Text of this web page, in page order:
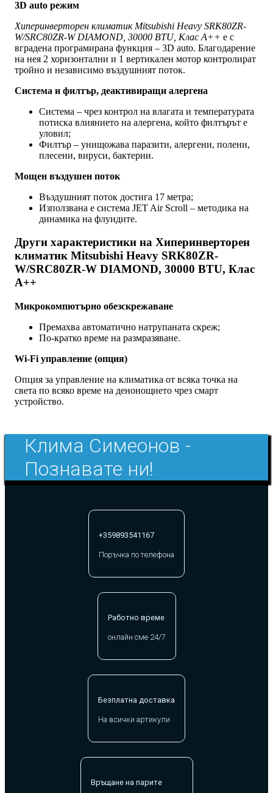
3D auto режим
Хиперинверторен климатик Mitsubishi Heavy SRK80ZR-
W/SRC80ZR-W DIAMOND, 30000 BTU, Клас A++ е с
вградена програмирана функция – 3D auto. Благодарение
на нея 2 хоризонтални и 1 вертикален мотор контролират
тройно и независимо въздушният поток.
Система и филтър, деактивиращи алергена
Система – чрез контрол на влагата и температурата
потиска влиянието на алергена, който филтърът е
уловил;
Филтър – унищожава паразити, алергени, полени,
плесени, вируси, бактерии.
Мощен въздушен поток
Въздушният поток достига 17 метра;
Използвана е система JET Air Scroll – методика на
динамика на флуидите.
Други характеристики на Хиперинверторен
климатик Mitsubishi Heavy SRK80ZR-
W/SRC80ZR-W DIAMOND, 30000 BTU, Клас
A++
Микрокомпютърно обезскрежаване
Премахва автоматично натрупаната скреж;
По-кратко време на размразяване.
Wi-Fi управление (опция)
Опция за управление на климатика от всяка точка на
света по всяко време на денонощието чрез смарт
устройство.
Клима Симеонов -
Познавате ни!
+359893541167
Поръчка по телефона
Работно време
онлайн сме 24/7
Безплатна доставка
На всички артикули
Връщане на парите